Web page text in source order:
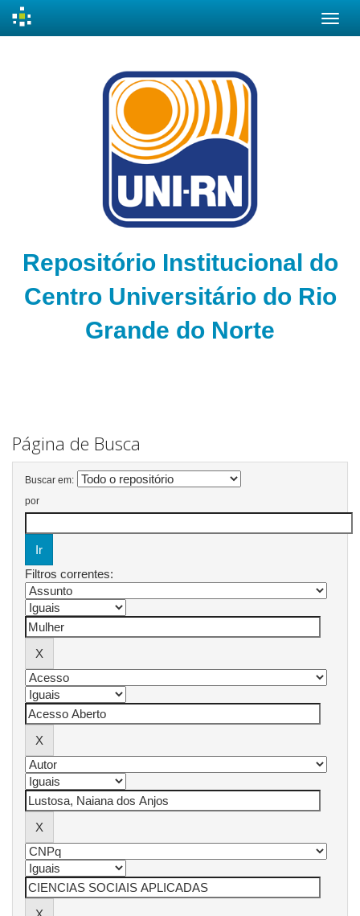
Repositório Institucional do
Centro Universitário do Rio
Grande do Norte
Página de Busca
Buscar em:
por
Filtros correntes: